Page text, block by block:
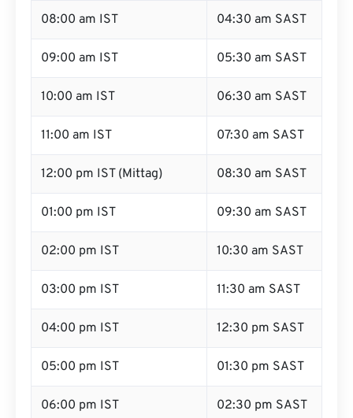
08:00 am IST 04:30 am SAST
09:00 am IST 05:30 am SAST
10:00 am IST 06:30 am SAST
11:00 am IST 07:30 am SAST
12:00 pm IST (Mittag) 08:30 am SAST
01:00 pm IST 09:30 am SAST
02:00 pm IST 10:30 am SAST
03:00 pm IST 11:30 am SAST
04:00 pm IST 12:30 pm SAST
05:00 pm IST 01:30 pm SAST
06:00 pm IST 02:30 pm SAST